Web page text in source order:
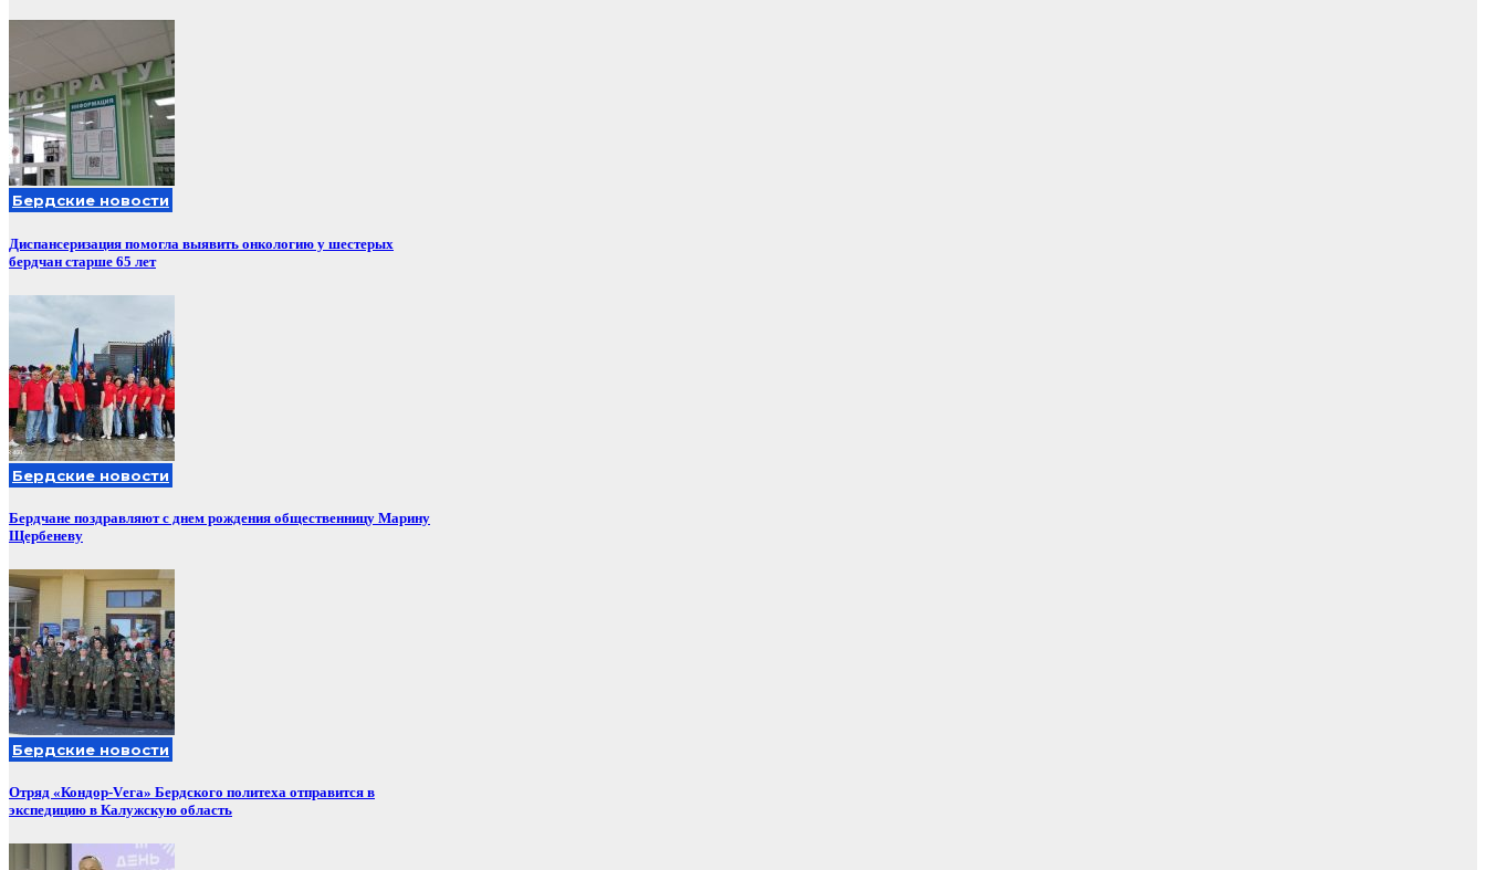
Бердские новости
Диспансеризация помогла выявить онкологию у шестерых
бердчан старше 65 лет
Бердские новости
Бердчане поздравляют с днем рождения общественницу Марину
Щербеневу
Бердские новости
Отряд «Кондор-Vега» Бердского политеха отправится в
экспедицию в Калужскую область